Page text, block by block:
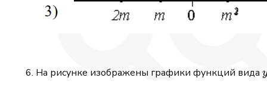
На рисунке изображены графики функций вида y